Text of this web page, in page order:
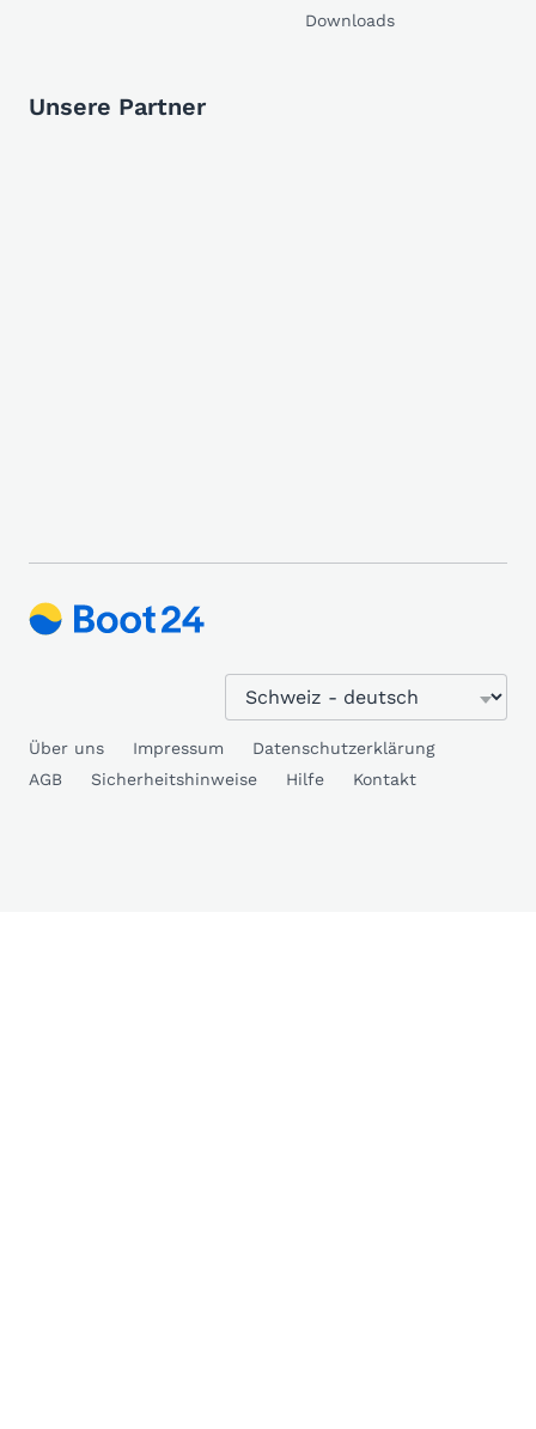
Downloads
Unsere Partner
Über uns Impressum
Datenschutzerklärung
AGB
Sicherheitshinweise Hilfe Kontakt